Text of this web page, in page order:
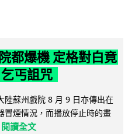
都爆機 定格對白竟
丐詛咒
陸蘇州戲院 8 月 9 日亦傳出在
冒煙情況，而播放停止時的畫
閱讀全文